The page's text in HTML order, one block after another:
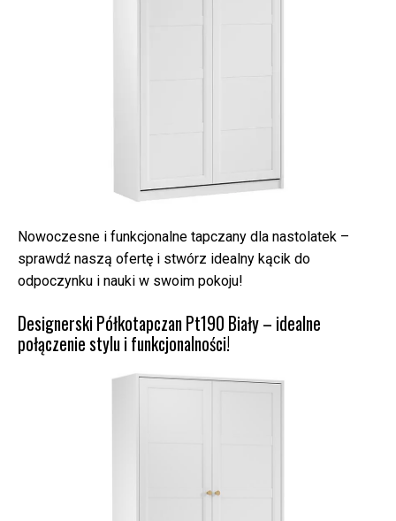
Nowoczesne i funkcjonalne tapczany dla nastolatek –
sprawdź naszą ofertę i stwórz idealny kącik do
odpoczynku i nauki w swoim pokoju!
Designerski Półkotapczan Pt190 Biały – idealne
połączenie stylu i funkcjonalności!